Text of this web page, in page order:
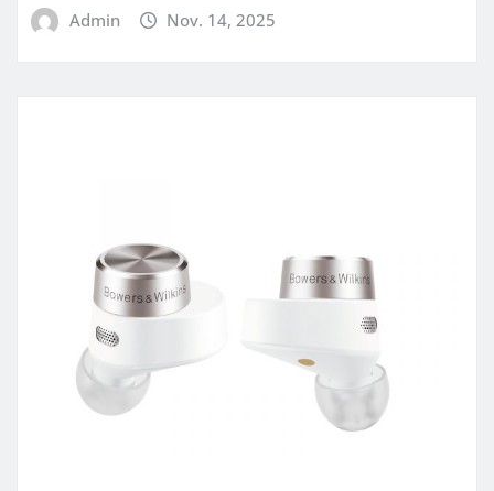
Admin Nov. 14, 2025